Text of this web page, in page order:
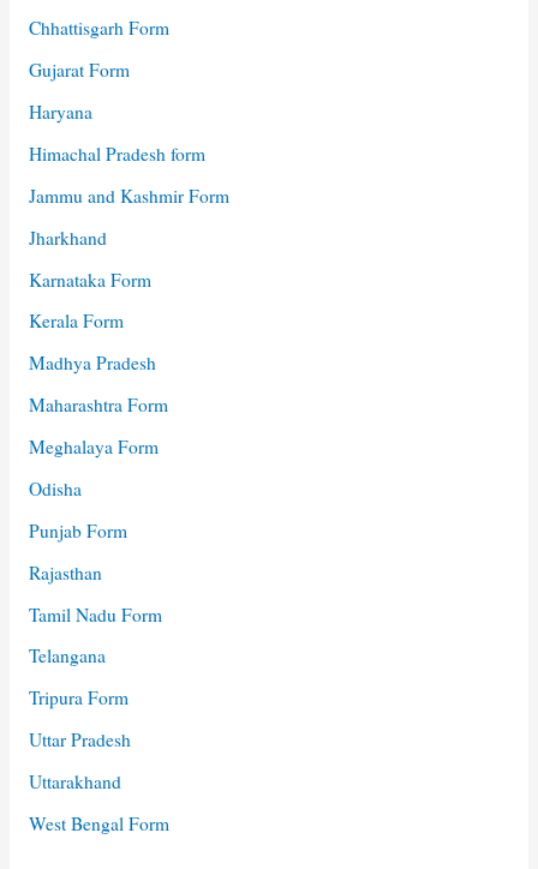
Chhattisgarh Form
Gujarat Form
Haryana
Himachal Pradesh form
Jammu and Kashmir Form
Jharkhand
Karnataka Form
Kerala Form
Madhya Pradesh
Maharashtra Form
Meghalaya Form
Odisha
Punjab Form
Rajasthan
Tamil Nadu Form
Telangana
Tripura Form
Uttar Pradesh
Uttarakhand
West Bengal Form